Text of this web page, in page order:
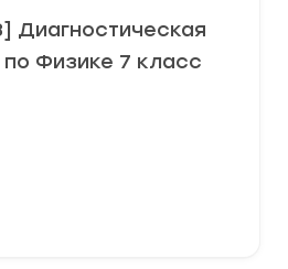
Диагностическая
Физике 7 класс